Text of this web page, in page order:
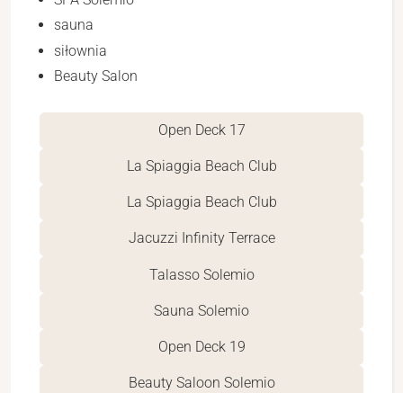
sauna
siłownia
Beauty Salon
Open Deck 17
La Spiaggia Beach Club
La Spiaggia Beach Club
Jacuzzi Infinity Terrace
Talasso Solemio
Sauna Solemio
Open Deck 19
Beauty Saloon Solemio